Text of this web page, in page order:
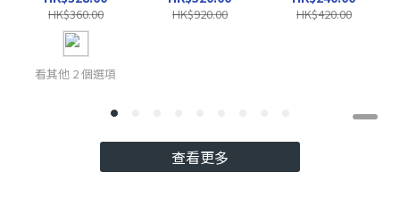
Clogs
HK$360.00
看其他 2 個選項
One Touch
HK$920.00
Necklace
HK$420.00
查看更多